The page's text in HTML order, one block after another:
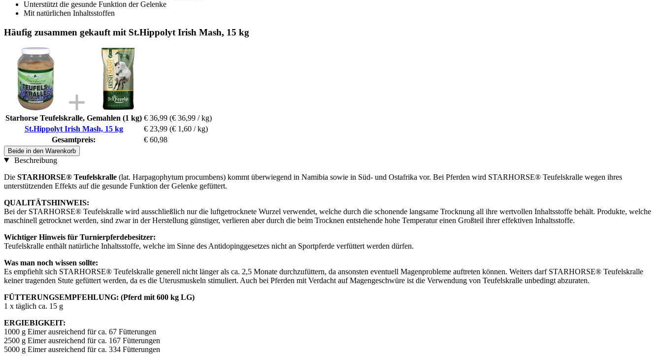
Unterstützt die gesunde Funktion der Gelenke
Mit natürlichen Inhaltsstoffen
Häufig zusammen gekauft mit St.Hippolyt Irish Mash, 15 kg
Starhorse Teufelskralle, Gemahlen (1 kg) € 36,99 (€ 36,99 / kg)
St.Hippolyt Irish Mash, 15 kg
€ 23,99 (€ 1,60 / kg)
Gesamtpreis:
€ 60,98
Beide in den Warenkorb
Beschreibung
Die STARHORSE® Teufelskralle (lat. Harpagophytum procumbens) kommt überwiegend in Namibia sowie in Süd- und Ostafrika vor. Bei Pferden wird STARHORSE® Teufelskralle wegen ihres
unterstützenden Effekts auf die gesunde Funktion der Gelenke gefüttert.
QUALITÄTSHINWEIS:
Bei der STARHORSE® Teufelskralle wird ausschließlich nur die luftgetrocknete Wurzel verwendet, welche durch die schonende langsame Trocknung all ihre wertvollen Inhaltsstoffe behält. Produkte, welche
maschinell getrocknet werden, sind zwar in der Herstellung günstiger, verlieren aber durch die beim Trocknen entstehende hohe Temperatur einen Großteil ihrer effektiven Inhaltsstoffe.
Wichtiger Hinweis für Turnierpferdebesitzer:
Teufelskralle enthält natürliche Inhaltsstoffe, welche im Sinne des Antidopinggesetzes nicht an Sportpferde verfüttert werden dürfen.
Was man noch wissen sollte:
Es empfiehlt sich STARHORSE® Teufelskralle generell nicht länger als ca. 2,5 Monate durchzufüttern, da ansonsten eventuell Magenprobleme auftreten können. Weiters darf STARHORSE® Teufelskralle
keiner tragenden Stute gefüttert werden, da es die Uterusmuskeln stimuliert. Auch bei Pferden mit Verdacht auf Magengeschwüre ist die Verwendung von Teufelskralle unbedingt abzuraten.
FÜTTERUNGSEMPFEHLUNG: (Pferd mit 600 kg LG)
1 x täglich ca. 15 g
ERGIEBIGKEIT:
1000 g Eimer ausreichend für ca. 67 Fütterungen
2500 g Eimer ausreichend für ca. 167 Fütterungen
5000 g Eimer ausreichend für ca. 334 Fütterungen